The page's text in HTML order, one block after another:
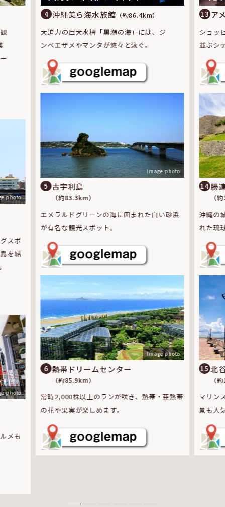
photo
スポ
を結
photo
メも
4 沖縄美ら海水族館 （約86.4km）
大迫力の巨大水槽「黒潮の海」には、ジ
ンベエザメやマンタが悠々と泳ぐ。
Image photo
5 古宇利島
（約83.3km）
エメラルドグリーンの海に囲まれた白い砂浜
が有名な観光スポット。
Image photo
6 熱帯ドリームセンター
（約85.9km）
常時2,000株以上のランが咲き、熱帯・亜熱帯
の花や果実が楽しめます。
13 ア
ショッ
並ぶシ
14勝
（
沖縄の
れた琉
15北
（
マリン
景も人